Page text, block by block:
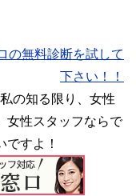
の無料診断を試して
下さい！！
私の知る限り、女性
女性スタッフならで
すよ！